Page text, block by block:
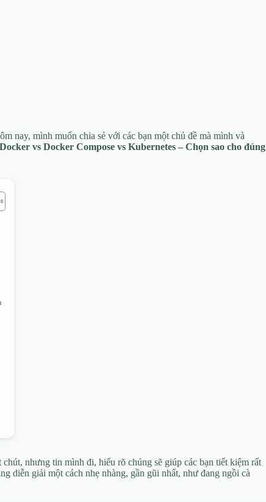
nay, mình muốn chia sẻ với các bạn một chủ đề mà mình và
Docker vs Docker Compose vs Kubernetes – Chọn sao cho đúng
nhưng tin mình đi, hiểu rõ chúng sẽ giúp các bạn tiết kiệm rất
diễn giải một cách nhẹ nhàng, gần gũi nhất, như đang ngồi cà